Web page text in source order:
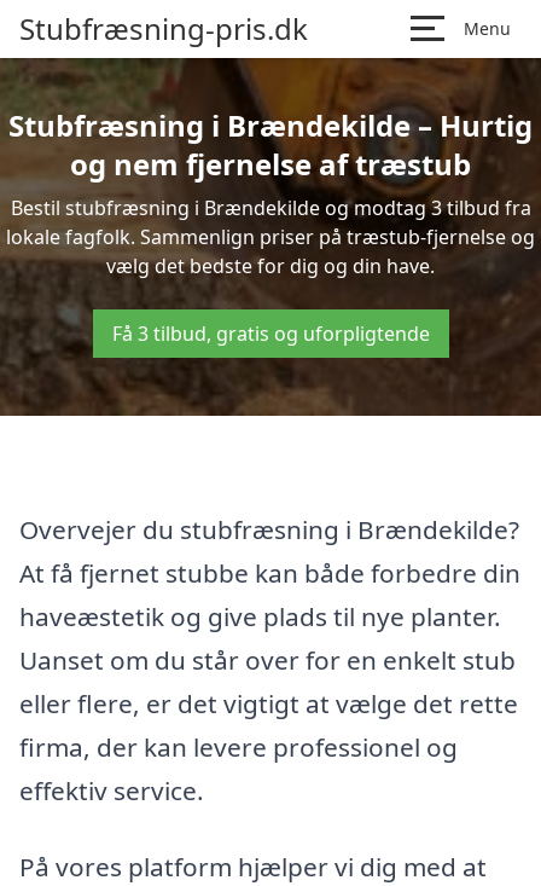
Stubfræsning-pris.dk Menu
Stubfræsning i Brændekilde – Hurtig
og nem fjernelse af træstub
Bestil stubfræsning i Brændekilde og modtag 3 tilbud fra
lokale fagfolk. Sammenlign priser på træstub-fjernelse og
vælg det bedste for dig og din have.
Få 3 tilbud, gratis og uforpligtende
Overvejer du stubfræsning i Brændekilde?
At få fjernet stubbe kan både forbedre din
haveæstetik og give plads til nye planter.
Uanset om du står over for en enkelt stub
eller flere, er det vigtigt at vælge det rette
firma, der kan levere professionel og
effektiv service.
På vores platform hjælper vi dig med at